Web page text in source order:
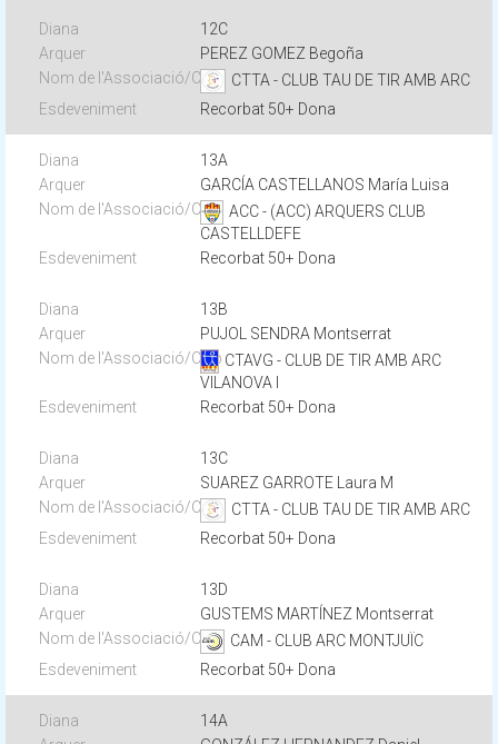
12C
PEREZ GOMEZ Begoña
CTTA - CLUB TAU DE TIR AMB ARC
Recorbat 50+ Dona
13A
GARCÍA CASTELLANOS María Luisa
ACC - (ACC) ARQUERS CLUB
CASTELLDEFE
Recorbat 50+ Dona
13B
PUJOL SENDRA Montserrat
CTAVG - CLUB DE TIR AMB ARC
VILANOVA I
Recorbat 50+ Dona
13C
SUAREZ GARROTE Laura M
CTTA - CLUB TAU DE TIR AMB ARC
Recorbat 50+ Dona
13D
GUSTEMS MARTÍNEZ Montserrat
CAM - CLUB ARC MONTJUÏC
Recorbat 50+ Dona
14A